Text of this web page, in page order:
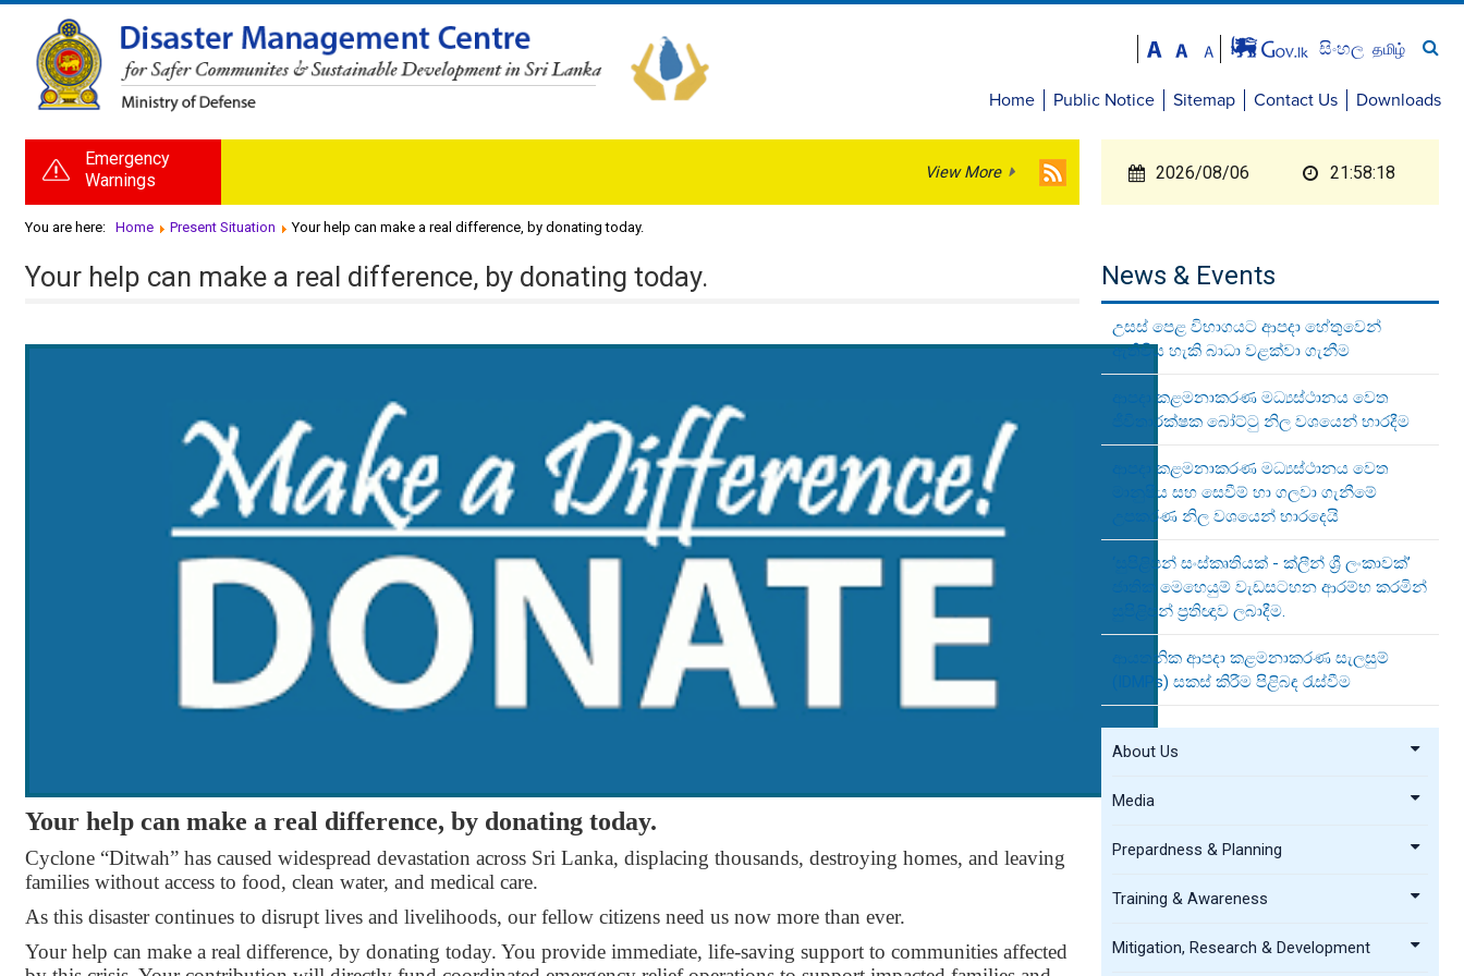
සිංහල தமிழ்
Home Public Notice Sitemap Contact Us Downloads
Emergency
Warnings
View More 2026/08/06 21:58:18
You are here: Home Present Situation Your help can make a real difference, by donating today.
Your help can make a real difference, by donating today.
Your help can make a real difference, by donating today.
Cyclone “Ditwah” has caused widespread devastation across Sri Lanka, displacing thousands, destroying homes, and leaving
families without access to food, clean water, and medical care.
As this disaster continues to disrupt lives and livelihoods, our fellow citizens need us now more than ever.
Your help can make a real difference, by donating today. You provide immediate, life-saving support to communities affected
News & Events
උසස් පෙළ විභාගයට ආපදා හේතුවෙන්
ඇතිවිය හැකි බාධා වළක්වා ගැනීම
ආපදා කළමනාකරණ මධ්‍යස්ථානය වෙත
ජීවිතාරක්ෂක බෝට්ටු නිල වශයෙන් භාරදීම
ආපදා කළමනාකරණ මධ්‍යස්ථානය වෙත
මානුෂීය සහ සෙවීම් හා ගලවා ගැනීමේ
උපකරණ නිල වශයෙන් භාරදෙයි
‘සුපිළිපන් සංස්කෘතියක් - ක්ලීන් ශ්‍රී ලංකාවක්’
ජාතික මෙහෙයුම් වැඩසටහන ආරම්භ කරමින්
සුපිළිපන් ප්‍රතිඥාව ලබාදීම.
ආයතනික ආපදා කළමනාකරණ සැලසුම්
(IDMPs) සකස් කිරීම පිළිබඳ රැස්වීම
About Us
Media
Prepardness & Planning
Training & Awareness
Mitigation, Research & Development